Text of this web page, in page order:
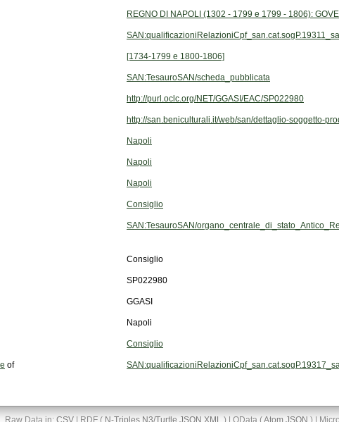
REGNO DI NAPOLI (1302 - 1799 e 1799 - 1806):
[1734-1799 e 1800-1806]
SAN:TesauroSAN/scheda_pubblicata
http://purl.oclc.org/NET/GGASI/EAC/SP022980
http://san.beniculturali.it/web/san/dettaglio-soggetto-
Napoli
Napoli
Napoli
Consiglio
SAN:TesauroSAN/
Consiglio
SP022980
GGASI
Napoli
Consiglio
of
Raw Data in: CSV| RDF ( N-Triples N3/Turtle JSON XML ) | OData (Atom JSON ) |